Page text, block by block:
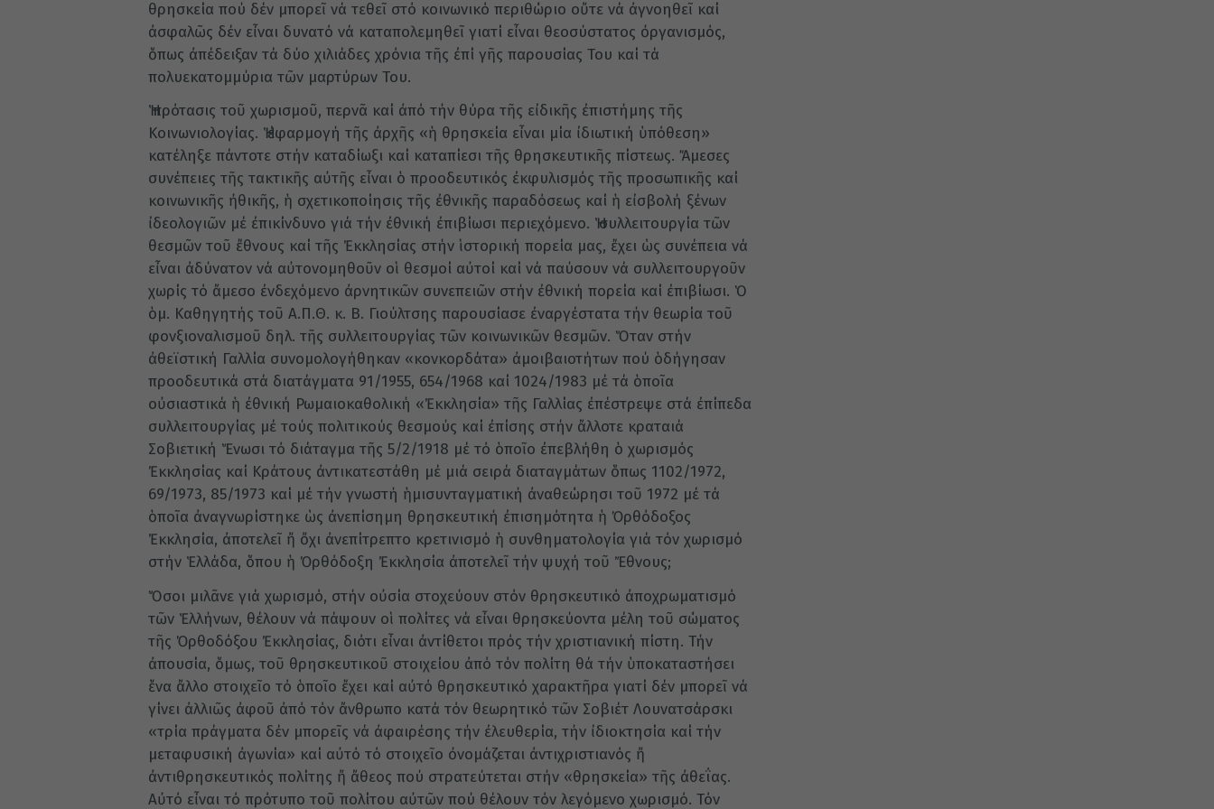
θρησκεία πού δέν μπορεῖ νά τεθεῖ στό κοινωνικό περιθώριο οὔτε νά ἀγνοηθεῖ καί
ἀσφαλῶς δέν εἶναι δυνατό νά καταπολεμηθεῖ γιατί εἶναι θεοσύστατος ὀργανισμός,
ὅπως ἀπέδειξαν τά δύο χιλιάδες χρόνια τῆς ἐπί γῆς παρουσίας Του καί τά
πολυεκατομμύρια τῶν μαρτύρων Του.
Ἡ πρότασις τοῦ χωρισμοῦ, περνᾶ καί ἀπό τήν θύρα τῆς εἰδικῆς ἐπιστήμης τῆς
Κοινωνιολογίας. Ἡ ἐφαρμογή τῆς ἀρχῆς «ἡ θρησκεία εἶναι μία ἰδιωτική ὑπόθεση»
κατέληξε πάντοτε στήν καταδίωξι καί καταπίεσι τῆς θρησκευτικῆς πίστεως. Ἄμεσες
συνέπειες τῆς τακτικῆς αὐτῆς εἶναι ὁ προοδευτικός ἐκφυλισμός τῆς προσωπικῆς καί
κοινωνικῆς ἠθικῆς, ἡ σχετικοποίησις τῆς ἐθνικῆς παραδόσεως καί ἡ εἰσβολή ξένων
ἰδεολογιῶν μέ ἐπικίνδυνο γιά τήν ἐθνική ἐπιβίωσι περιεχόμενο. Ἡ συλλειτουργία τῶν
θεσμῶν τοῦ ἔθνους καί τῆς Ἐκκλησίας στήν ἱστορική πορεία μας, ἔχει ὡς συνέπεια νά
εἶναι ἀδύνατον νά αὐτονομηθοῦν οἱ θεσμοί αὐτοί καί νά παύσουν νά συλλειτουργοῦν
χωρίς τό ἄμεσο ἐνδεχόμενο ἀρνητικῶν συνεπειῶν στήν ἐθνική πορεία καί ἐπιβίωσι. Ὁ
ὁμ. Καθηγητής τοῦ Α.Π.Θ. κ. Β. Γιούλτσης παρουσίασε ἐναργέστατα τήν θεωρία τοῦ
φονξιοναλισμοῦ δηλ. τῆς συλλειτουργίας τῶν κοινωνικῶν θεσμῶν. Ὅταν στήν
ἀθεϊστική Γαλλία συνομολογήθηκαν «κονκορδάτα» ἀμοιβαιοτήτων πού ὁδήγησαν
προοδευτικά στά διατάγματα 91/1955, 654/1968 καί 1024/1983 μέ τά ὁποῖα
οὐσιαστικά ἡ ἐθνική Ρωμαιοκαθολική «Ἐκκλησία» τῆς Γαλλίας ἐπέστρεψε στά ἐπίπεδα
συλλειτουργίας μέ τούς πολιτικούς θεσμούς καί ἐπίσης στήν ἄλλοτε κραταιά
Σοβιετική Ἕνωσι τό διάταγμα τῆς 5/2/1918 μέ τό ὁποῖο ἐπεβλήθη ὁ χωρισμός
Ἐκκλησίας καί Κράτους ἀντικατεστάθη μέ μιά σειρά διαταγμάτων ὅπως 1102/1972,
69/1973, 85/1973 καί μέ τήν γνωστή ἡμισυνταγματική ἀναθεώρησι τοῦ 1972 μέ τά
ὁποῖα ἀναγνωρίστηκε ὡς ἀνεπίσημη θρησκευτική ἐπισημότητα ἡ Ὀρθόδοξος
Ἐκκλησία, ἀποτελεῖ ἤ ὄχι ἀνεπίτρεπτο κρετινισμό ἡ συνθηματολογία γιά τόν χωρισμό
στήν Ἑλλάδα, ὅπου ἡ Ὀρθόδοξη Ἐκκλησία ἀποτελεῖ τήν ψυχή τοῦ Ἔθνους;
Ὅσοι μιλᾶνε γιά χωρισμό, στήν οὐσία στοχεύουν στόν θρησκευτικό ἀποχρωματισμό
τῶν Ἑλλήνων, θέλουν νά πάψουν οἱ πολίτες νά εἶναι θρησκεύοντα μέλη τοῦ σώματος
τῆς Ὀρθοδόξου Ἐκκλησίας, διότι εἶναι ἀντίθετοι πρός τήν χριστιανική πίστη. Τήν
ἀπουσία, ὅμως, τοῦ θρησκευτικοῦ στοιχείου ἀπό τόν πολίτη θά τήν ὑποκαταστήσει
ἕνα ἄλλο στοιχεῖο τό ὁποῖο ἔχει καί αὐτό θρησκευτικό χαρακτῆρα γιατί δέν μπορεῖ νά
γίνει ἀλλιῶς ἀφοῦ ἀπό τόν ἄνθρωπο κατά τόν θεωρητικό τῶν Σοβιέτ Λουνατσάρσκι
«τρία πράγματα δέν μπορεῖς νά ἀφαιρέσης τήν ἐλευθερία, τήν ἰδιοκτησία καί τήν
μεταφυσική ἀγωνία» καί αὐτό τό στοιχεῖο ὀνομάζεται ἀντιχριστιανός ἤ
ἀντιθρησκευτικός πολίτης ἤ ἄθεος πού στρατεύτεται στήν «θρησκεία» τῆς ἀθεΐας.
Αὐτό εἶναι τό πρότυπο τοῦ πολίτου αὐτῶν πού θέλουν τόν λεγόμενο χωρισμό. Τόν